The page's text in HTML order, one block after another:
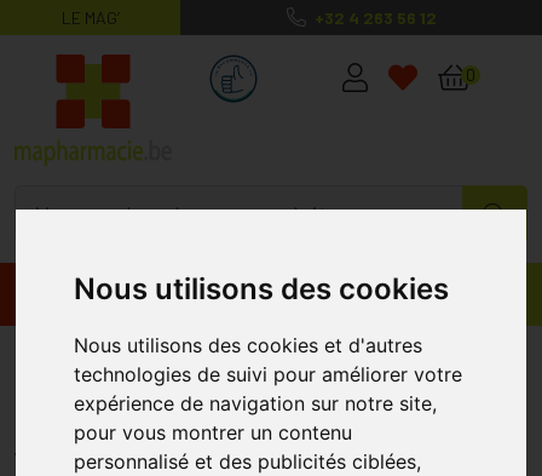
Nous utilisons des cookies
Nous utilisons des cookies et d'autres
technologies de suivi pour améliorer votre
expérience de navigation sur notre site,
pour vous montrer un contenu
personnalisé et des publicités ciblées,
LE MAG’ +32 4 263 56 12
MaPharmacie.be ma santé, mes
0
Promos Produits
Vitamine D3 Liquide 90ml
Metagenics
METAGENICS